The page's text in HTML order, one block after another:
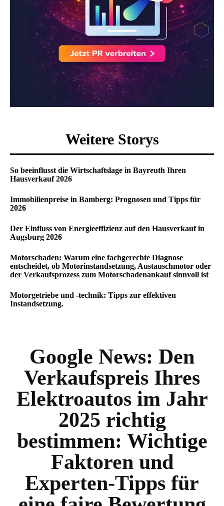
Weitere Storys
So beeinflusst die Wirtschaftslage in Bayreuth Ihren
Hausverkauf 2026
Immobilienpreise in Bamberg: Prognosen und Tipps für
2026
Der Einfluss von Energieeffizienz auf den Hausverkauf in
Augsburg 2026
Motorschaden: Warum eine fachgerechte Diagnose
entscheidet, ob Motorinstandsetzung, Austauschmotor oder
der Verkaufsprozess zum Motorschadenankauf sinnvoll ist
Motorgetriebe und -technik: Tipps zur effektiven
Instandsetzung.
Google News: Den
Verkaufspreis Ihres
Elektroautos im Jahr
2025 richtig
bestimmen: Wichtige
Faktoren und
Experten-Tipps für